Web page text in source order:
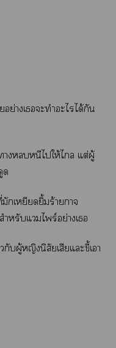
ย่างเะทำะไได้กัน
าหนีไให้ไ แต่ผู้
ด
กเหยียดยิ้มร้ายกาจ
หรับแไพร์อย่างเ
บผู้หญิงนิสัยเสียแะขี้เา